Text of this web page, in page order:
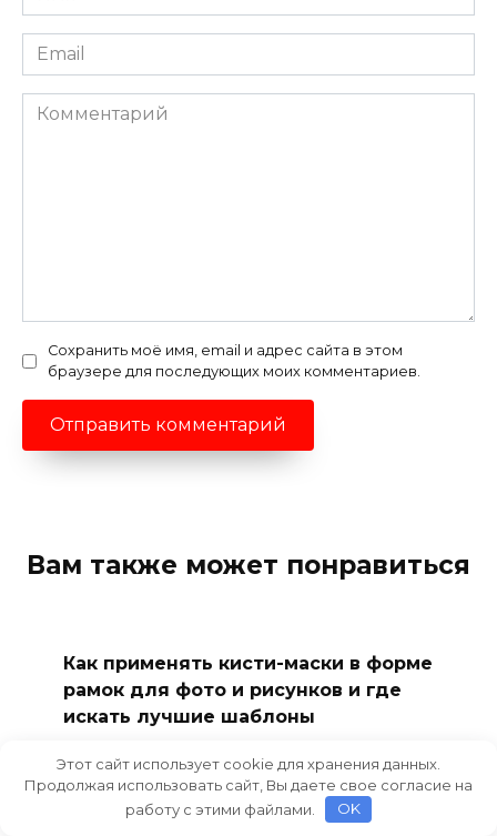
*
Email
*
Комментарий
Сохранить моё имя, email и адрес сайта в этом
браузере для последующих моих комментариев.
Вам также может понравиться
Как применять кисти-маски в форме
рамок для фото и рисунков и где
искать лучшие шаблоны
широкие возможности
237
Этот сайт использует cookie для хранения данных.
Продолжая использовать сайт, Вы даете свое согласие на
работу с этими файлами.
OK